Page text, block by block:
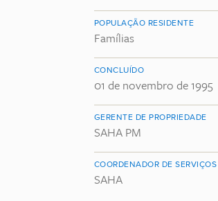
POPULAÇÃO RESIDENTE
Famílias
CONCLUÍDO
01 de novembro de 1995
GERENTE DE PROPRIEDADE
SAHA PM
COORDENADOR DE SERVIÇOS
SAHA